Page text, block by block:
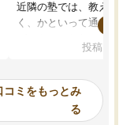
近隣の塾では、教えても
く、かといって通うには
可能なので本当に助か
らないところをピンポイ
頂いて、とてもわかり
していました。一生を
投稿日：
コミをもっとみ
る